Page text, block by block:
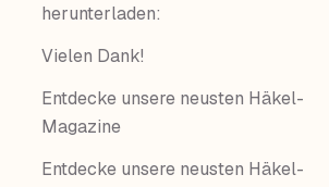
herunterladen:
Vielen Dank!
Entdecke unsere neusten Häkel-
Magazine
Entdecke unsere neusten Häkel-